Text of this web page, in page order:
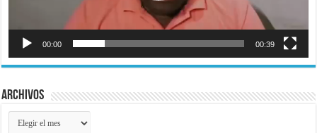
00:00 00:39
Archivos
Archivos